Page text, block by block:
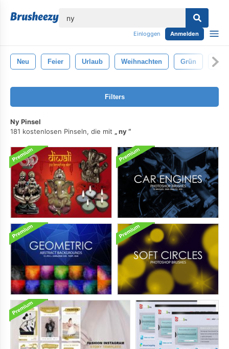
Einloggen Anmelden
Neu Feier Urlaub Weihnachten Grün
Filters
Ny Pinsel
181 kostenlosen Pinseln, die mit
ny